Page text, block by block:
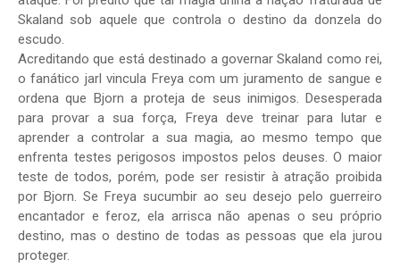
Skaland sob aquele que controla o destino da donzela do
escudo.
Acreditando que está destinado a governar Skaland como rei,
o fanático jarl vincula Freya com um juramento de sangue e
ordena que Bjorn a proteja de seus inimigos. Desesperada
para provar a sua força, Freya deve treinar para lutar e
aprender a controlar a sua magia, ao mesmo tempo que
enfrenta testes perigosos impostos pelos deuses. O maior
teste de todos, porém, pode ser resistir à atração proibida
por Bjorn. Se Freya sucumbir ao seu desejo pelo guerreiro
encantador e feroz, ela arrisca não apenas o seu próprio
destino, mas o destino de todas as pessoas que ela jurou
proteger.